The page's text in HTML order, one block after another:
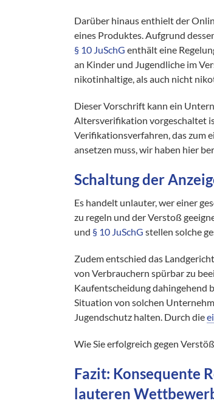
Darüber hinaus enthielt der
eines Produktes. Aufgrund
§ 10 JuSchG enthält eine
an Kinder und Jugendliche im
nikotinhaltige, als auch nicht
Dieser Vorschrift kann ein
Altersverifikation vorgeschaltet
Verifikationsverfahren, das zum
ansetzen muss, wir haben hier
Schaltung der
Es handelt unlauter, wer einer
zu regeln und der Verstoß
und § 10 JuSchG stellen solche
Zudem entschied das
von Verbrauchern spürbar zu
Kaufentscheidung dahingehend
Situation von solchen
Jugendschutz halten. Durch die
Wie Sie erfolgreich gegen
Fazit: Konsequente
lauteren